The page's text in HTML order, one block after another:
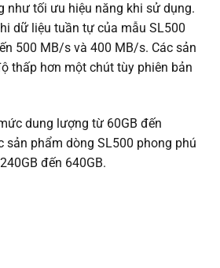
như tối ưu hiệu năng khi sử dụng.
dữ liệu tuần tự của mẫu SL500
500 MB/s và 400 MB/s. Các sản
thấp hơn một chút tùy phiên bản
dung lượng từ 60GB đến
sản phẩm dòng SL500 phong phú
đến 640GB.